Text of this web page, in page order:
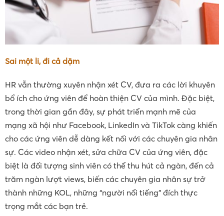
Sai một li, đi cả dặm
HR vẫn thường xuyên nhận xét CV, đưa ra các lời khuyên
bổ ích cho ứng viên để hoàn thiện CV của mình. Đặc biệt,
trong thời gian gần đây, sự phát triển mạnh mẽ của
mạng xã hội như Facebook, LinkedIn và TikTok càng khiến
cho các ứng viên dễ dàng kết nối với các chuyên gia nhân
sự. Các video nhận xét, sửa chữa CV của ứng viên, đặc
biệt là đối tượng sinh viên có thể thu hút cả ngàn, đến cả
trăm ngàn lượt views, biến các chuyên gia nhân sự trở
thành những KOL, những “người nổi tiếng” đích thực
trọng mắt các bạn trẻ.